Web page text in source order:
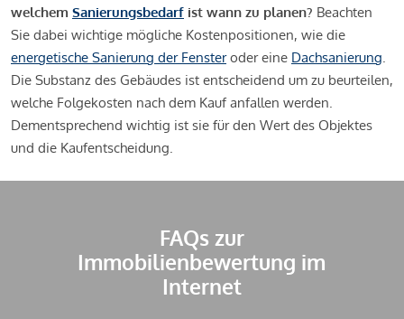
welchem Sanierungsbedarf ist wann zu planen? Beachten
Sie dabei wichtige mögliche Kostenpositionen, wie die
energetische Sanierung der Fensteroder eine Dachsanierung.
Die Substanz des Gebäudes ist entscheidend um zu beurteilen,
welche Folgekosten nach dem Kauf anfallen werden.
Dementsprechend wichtig ist sie für den Wert des Objektes
und die Kaufentscheidung.
FAQs zur
Immobilienbewertung im
Internet